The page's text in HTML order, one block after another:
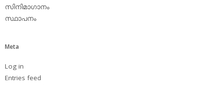
സിനിമാഗാനം
സ്ഥാപനം
Meta
Log in
Entries feed